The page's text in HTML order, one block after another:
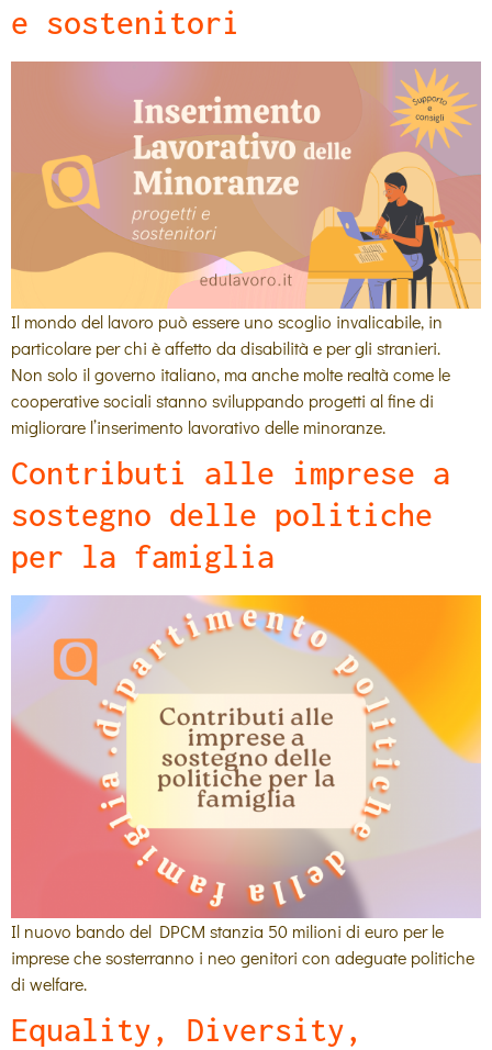
e sostenitori
Il mondo del lavoro può essere uno scoglio invalicabile, in
particolare per chi è affetto da disabilità e per gli stranieri.
Non solo il governo italiano, ma anche molte realtà come le
cooperative sociali stanno sviluppando progetti al fine di
migliorare l’inserimento lavorativo delle minoranze.
Contributi alle imprese a
sostegno delle politiche
per la famiglia
Il nuovo bando del DPCM stanzia 50 milioni di euro per le
imprese che sosterranno i neo genitori con adeguate politiche
di welfare.
Equality, Diversity,